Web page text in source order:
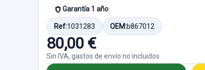
Garantía 1 año
Ref:1031283 OEM:b867012
80,00 €
Sin IVA, gastos de envío no incluidos.